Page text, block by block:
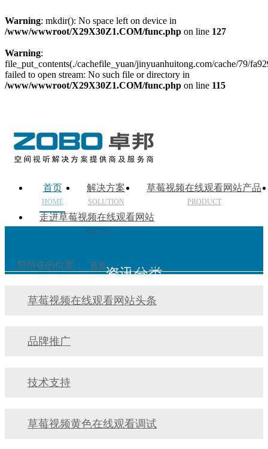
Warning: mkdir(): No space left on device in
/www/wwwroot/X29X30Z1.COM/func.php on line 127
Warning:
file_put_contents(./cachefile_yuan/jinyuanhuitong.com/cache/79/
failed to open stream: No such file or directory in
/www/wwwroot/X29X30Z1.COM/func.php on line 115
首页
HOME
解决方案
SOLUTION
草莓视频在线观看网站产品
PRODUCT
走进草莓视频在线观看网站
ABOUT
您所在的位置： 首页 > 技术支持
资讯分类
草莓视频在线观看网站头条
品牌推广
技术支持
草莓视频黄色在线观看调试